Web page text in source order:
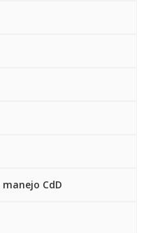
CdD